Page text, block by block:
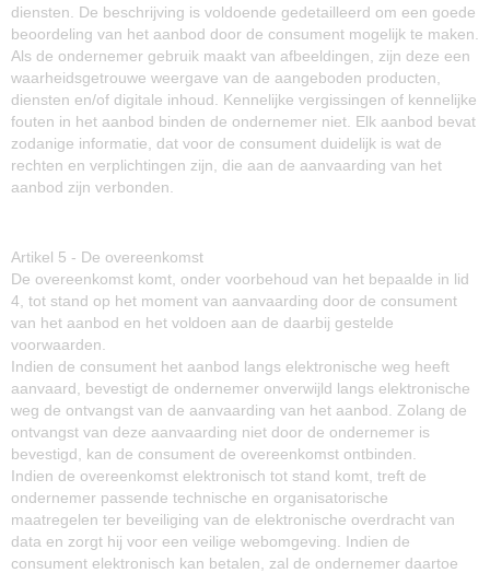
diensten. De beschrijving is voldoende gedetailleerd om een goede
beoordeling van het aanbod door de consument mogelijk te maken.
Als de ondernemer gebruik maakt van afbeeldingen, zijn deze een
waarheidsgetrouwe weergave van de aangeboden producten,
diensten en/of digitale inhoud. Kennelijke vergissingen of kennelijke
fouten in het aanbod binden de ondernemer niet. Elk aanbod bevat
zodanige informatie, dat voor de consument duidelijk is wat de
rechten en verplichtingen zijn, die aan de aanvaarding van het
aanbod zijn verbonden.
Artikel 5 - De overeenkomst
De overeenkomst komt, onder voorbehoud van het bepaalde in lid
4, tot stand op het moment van aanvaarding door de consument
van het aanbod en het voldoen aan de daarbij gestelde
voorwaarden.
Indien de consument het aanbod langs elektronische weg heeft
aanvaard, bevestigt de ondernemer onverwijld langs elektronische
weg de ontvangst van de aanvaarding van het aanbod. Zolang de
ontvangst van deze aanvaarding niet door de ondernemer is
bevestigd, kan de consument de overeenkomst ontbinden.
Indien de overeenkomst elektronisch tot stand komt, treft de
ondernemer passende technische en organisatorische
maatregelen ter beveiliging van de elektronische overdracht van
data en zorgt hij voor een veilige webomgeving. Indien de
consument elektronisch kan betalen, zal de ondernemer daartoe